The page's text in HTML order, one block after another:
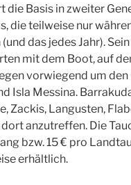
Basis in zweiter
die teilweise nur
das jedes Jahr). Sein
mit dem Boot, auf
vorwiegend um den
Isla Messina.
Zackis, Langusten,
anzutreffen. Die
bzw. 15 € pro
erhältlich.